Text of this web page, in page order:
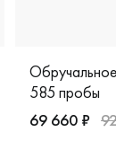
585 пробы
69 660 ₽